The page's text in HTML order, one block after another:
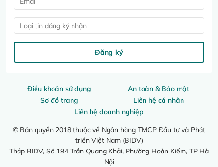
Điều khoản sử dụng
An toàn & Bảo mật
Sơ đồ trang
Liên hệ cá nhân
Liên hệ doanh nghiệp
© Bản quyền 2018 thuộc về Ngân hàng TMCP Đầu tư và Phát
triển Việt Nam (BIDV)
Tháp BIDV, Số 194 Trần Quang Khải, Phường Hoàn Kiếm, TP Hà
Nội
Loại tin đăng ký nhận
Đăng ký